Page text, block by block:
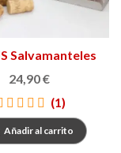
Salvamanteles
24,90 €
(1)
Añadir al carrito